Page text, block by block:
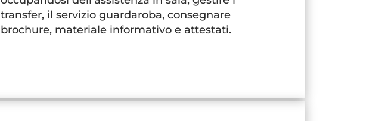
transfer, il servizio guardaroba, consegnare
brochure, materiale informativo e attestati.